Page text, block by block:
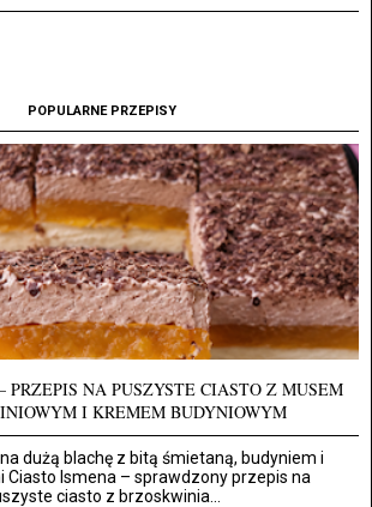
POPULARNE PRZEPISY
PRZEPIS NA PUSZYSTE CIASTO Z MUSEM
I KREMEM BUDYNIOWYM
dużą blachę z bitą śmietaną, budyniem i
Ciasto Ismena – sprawdzony przepis na
ciasto z brzoskwinia...